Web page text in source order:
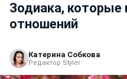
Зодиака, которые
отношений
Катерина Собкова
Редактор Styler